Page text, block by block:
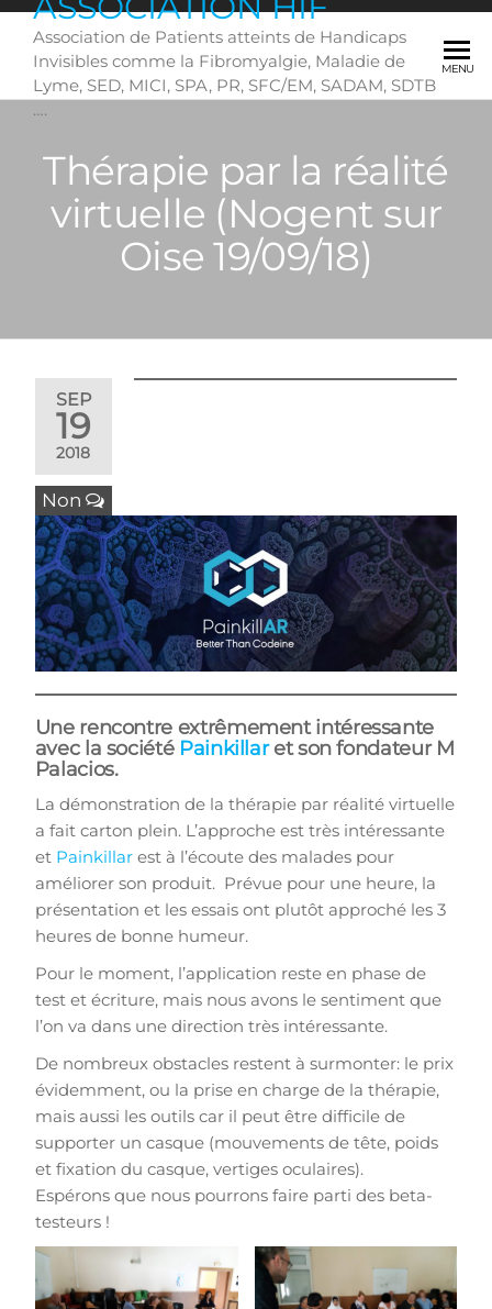
Skip
content
Association de Patients atteints de Handicaps
Invisibles comme la Fibromyalgie, Maladie de
Lyme, SED, MICI, SPA, PR, SFC/EM, SADAM, SDTB
….
MENU
Thérapie par la réalité
virtuelle (Nogent sur
Oise 19/09/18)
SEP
19
2018
Non
Une rencontre extrêmement intéressante
avec la société Painkillaret son fondateur M
Palacios.
La démonstration de la thérapie par réalité virtuelle
a fait carton plein. L’approche est très intéressante
et Painkillarest à l’écoute des malades pour
améliorer son produit. Prévue pour une heure, la
présentation et les essais ont plutôt approché les 3
heures de bonne humeur.
Pour le moment, l’application reste en phase de
test et écriture, mais nous avons le sentiment que
l’on va dans une direction très intéressante.
De nombreux obstacles restent à surmonter: le prix
évidemment, ou la prise en charge de la thérapie,
mais aussi les outils car il peut être difficile de
supporter un casque (mouvements de tête, poids
et fixation du casque, vertiges oculaires).
Espérons que nous pourrons faire parti des beta-
testeurs !